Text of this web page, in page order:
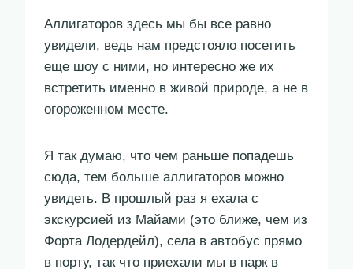
Аллигаторов здесь мы бы все равно
увидели, ведь нам предстояло посетить
еще шоу с ними, но интересно же их
встретить именно в живой природе, а не в
огороженном месте.
Я так думаю, что чем раньше попадешь
сюда, тем больше аллигаторов можно
увидеть. В прошлый раз я ехала с
экскурсией из Майами (это ближе, чем из
Форта Лодердейл), села в автобус прямо
в порту, так что приехали мы в парк в